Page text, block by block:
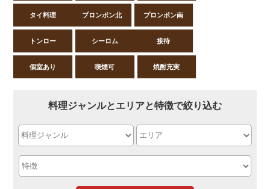
タイ料理 プロンポン北 プロンポン南
トンロー シーロム 接待
個室あり 喫煙可 焼酎充実
料理ジャンルとエリアと特徴で絞り込む